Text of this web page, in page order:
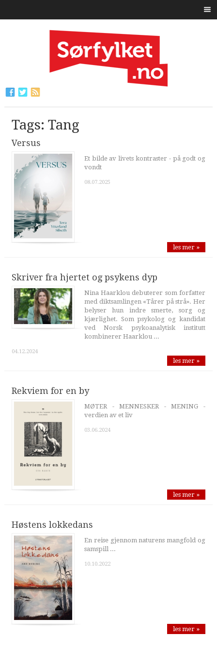
Tags: Tang
Versus
Et bilde av livets kontraster - på godt og
vondt
08.07.2025
les mer »
Skriver fra hjertet og psykens dyp
Nina Haarklou debuterer som forfatter
med diktsamlingen «Tårer på strå». Her
belyser hun indre smerte, sorg og
kjærlighet. Som psykolog og kandidat
ved Norsk psykoanalytisk institutt
kombinerer Haarklou ...
04.12.2024
les mer »
Rekviem for en by
MØTER - MENNESKER - MENING -
verdien av et liv
03.06.2024
les mer »
Høstens lokkedans
En reise gjennom naturens mangfold og
samspill ...
10.10.2022
les mer »